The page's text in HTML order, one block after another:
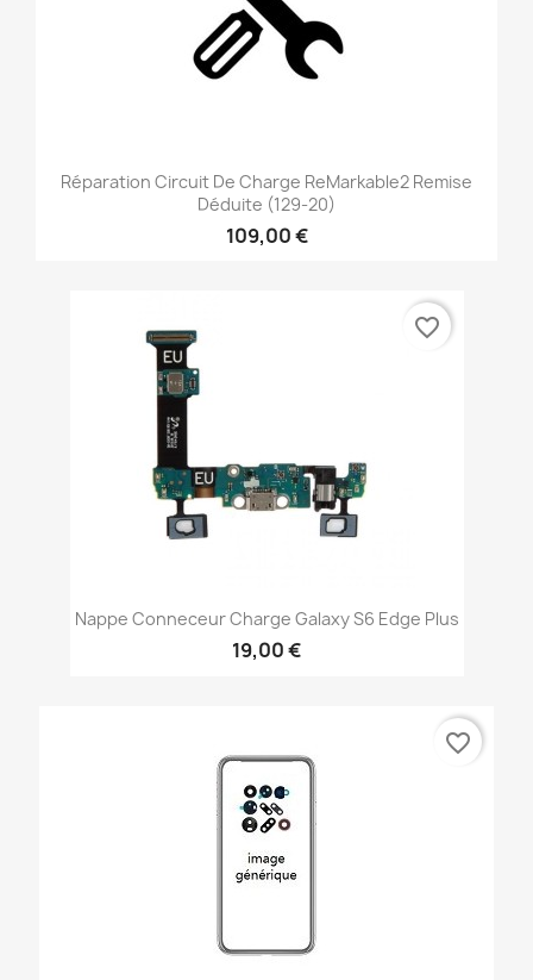
Réparation Circuit De Charge ReMarkable2 Remise
Déduite (129-20)
109,00 €
Nappe Conneceur Charge Galaxy S6 Edge Plus
19,00 €
favorite_border
favorite_border